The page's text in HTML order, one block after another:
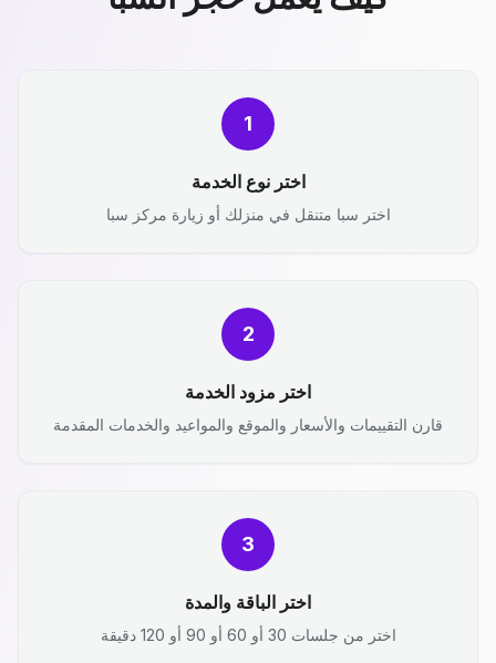
1
اختر نوع الخدمة
اختر سبا متنقل في منزلك أو زيارة مركز سبا
2
اختر مزود الخدمة
قارن التقييمات والأسعار والموقع والمواعيد والخدمات المقدمة
3
اختر الباقة والمدة
اختر من جلسات 30 أو 60 أو 90 أو 120 دقيقة